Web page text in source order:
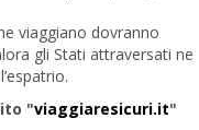
viaggiano dovranno
gli Stati attraversati ne
"viaggiaresicuri.it"